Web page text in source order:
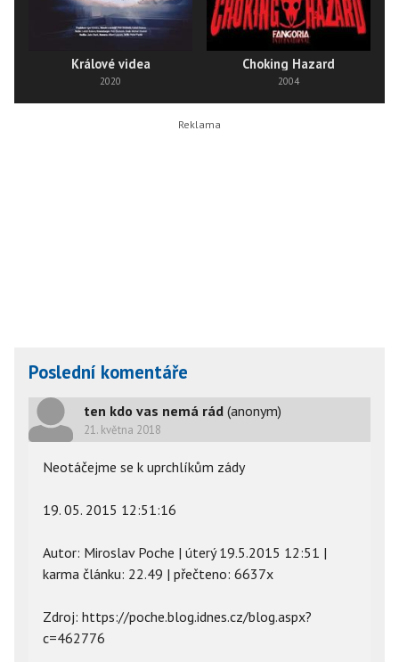
Králové videa
2020
Choking Hazard
2004
Poslední komentáře
ten kdo vas nemá rád (anonym)
21. května 2018
Neotáčejme se k uprchlíkům zády
19. 05. 2015 12:51:16
Autor: Miroslav Poche | úterý 19.5.2015 12:51 |
karma článku: 22.49 | přečteno: 6637x
Zdroj: https://poche.blog.idnes.cz/blog.aspx?
c=462776